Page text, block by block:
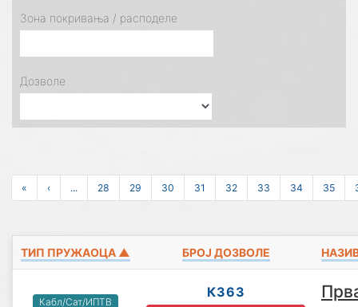
Зона покривања / расподеле
Дозволе
« ‹ ... 28 29 30 31 32 33 34 35
ТИП ПРУЖАОЦА ▲ БРОЈ ДОЗВОЛЕ
Кабл/Сат/ИПТВ
К363